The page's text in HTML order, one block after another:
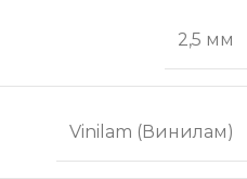
2,5 мм
Vinilam (Винилам)